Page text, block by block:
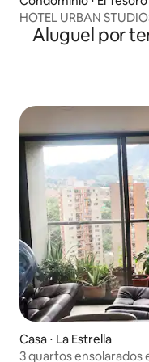
HOTEL URBAN
Aluguel por
Casa ⋅ La Estrella
3 quartos ensolarados